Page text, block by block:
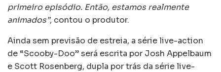
primeiro episódio. Então, estamos realmente
animados”, contou o produtor.
Ainda sem previsão de estreia, a série live-action
de “Scooby-Doo” será escrita por Josh Appelbaum
e Scott Rosenberg, dupla por trás da série live-